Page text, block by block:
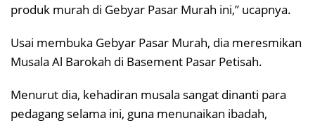
produk murah di Gebyar Pasar Murah ini,” ucapnya.
Usai membuka Gebyar Pasar Murah, dia meresmikan
Musala Al Barokah di Basement Pasar Petisah.
Menurut dia, kehadiran musala sangat dinanti para
pedagang selama ini, guna menunaikan ibadah,